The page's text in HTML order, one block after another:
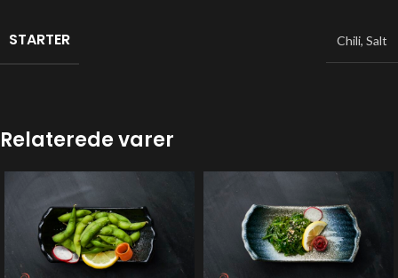
STARTER Chili, Salt
Relaterede varer